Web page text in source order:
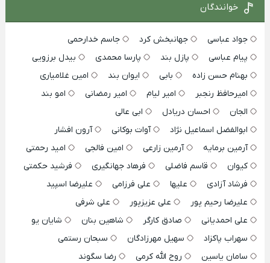
خوانندگان
جواد عباسی جهانبخش کرد
جاسم خدارحمی
پیام عباسی
پازل بند پارسا محمدی
بیدل برزویی
بهنام حسن زاده
بابی ایوان بند
امین غلامیاری
امیرحافظ رنجبر
امیر لیام امیر رمضانی
امو بند
الجان
احسان دریادل
ابی عالی
ابوالفضل اسماعیل نژاد
آوات بوکانی
آرون افشار
آرمین برمایه
آرمین زارعی امین فالجی
امید رحمتی
کیوان
قاسم فاضلی فرهاد جهانگیری
فرشید حکمتی
فرشاد آزادی
علیها علی فرزامی
علیرضا اسپید
علیرضا رحیم پور
علی عزیزپور
علی شرفی
علی احمدیانی
صادق کارگر شاهین بنان
شایان یو
سهراب پاکزاد
سهیل مهرزادگان
سبحان رستمی
سامان یاسین
روح الله کرمی
رضا سگوند